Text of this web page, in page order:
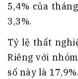
5,4% của
3,3%.
Tỷ lệ thất
Riêng với
số này là 17,9%.